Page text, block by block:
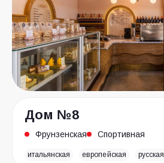
Дом №8
Фрунзенская Спортивная
итальянская европейская русская